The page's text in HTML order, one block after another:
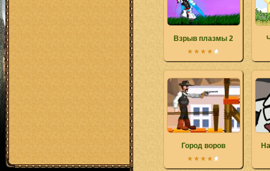
Взрыв плазмы 2
Город воров